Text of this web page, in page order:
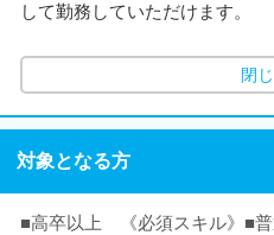
して勤務していただけます。
閉
対象となる方
■高卒以上 《必須スキル》■